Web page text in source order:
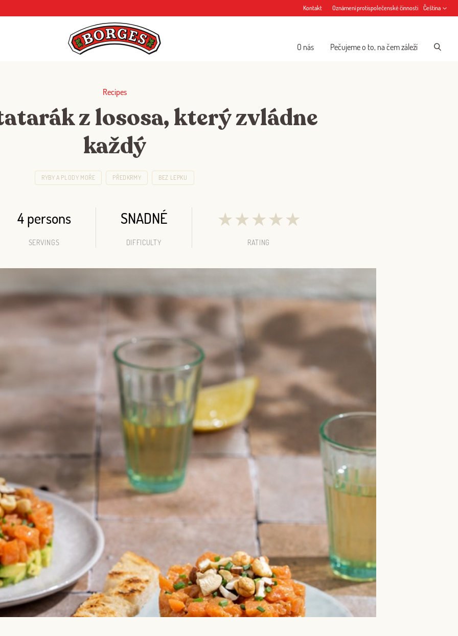
Kontakt Oznámení protispolečenské činnosti Čeština
O nás Pečujeme o to, na čem záleží
Recipes
z lososa, který zvládne
každý
RYBY A PLODY MOŘE PŘEDKRMY BEZ LEPKU
4 persons
SERVINGS
SNADNÉ
DIFFICULTY
★★★★★
RATING